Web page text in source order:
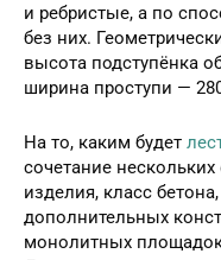
и ребристые, а по
без них.
высота подступёнка
ширина проступи —
На то, каким будет
сочетание
изделия, класс
дополнительных
монолитных